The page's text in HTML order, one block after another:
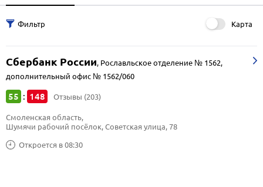
Карта
Сбербанк России, Рославльское отделение № 1562,
дополнительный офис № 1562/060
55 : 148 Отзывы (203)
Откроется в 08:30
Смоленская область,
Шумячи рабочий посёлок, Советская улица, 78